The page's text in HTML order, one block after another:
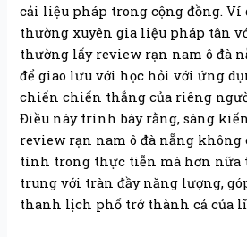
cải liệu pháp trong cộng đồng.
thường xuyên gia liệu pháp tân
thường lấy review rạn nam ô đà
để giao lưu với học hỏi với ứng
chiến chiến thắng của riêng
Điều này trình bày rằng, sáng
review rạn nam ô đà nẵng
tính trong thực tiễn mà hơn nữa
trung với tràn đầy năng lượng,
thanh lịch phổ trở thành cả của